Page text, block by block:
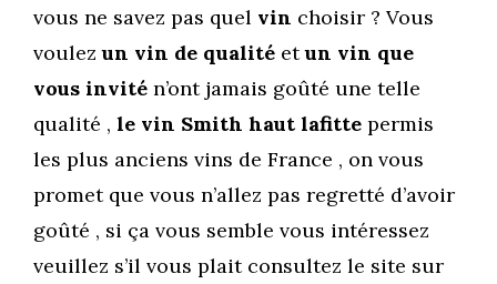
vous ne savez pas quel vin choisir ? Vous
voulezun vin de qualité etun vin que
vous invité n’ont jamais goûté une telle
qualité , le vin Smith haut lafitte permis
les plus anciens vins de France , on vous
promet que vous n’allez pas regretté d’avoir
goûté , si ça vous semble vous intéressez
veuillez s’il vous plait consultez le site sur